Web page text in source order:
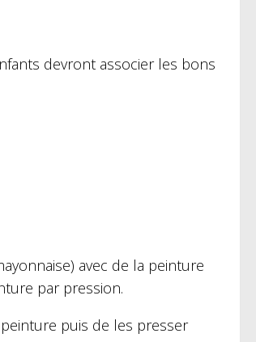
devront associer les bons
avec de la peinture
par pression.
puis de les presser